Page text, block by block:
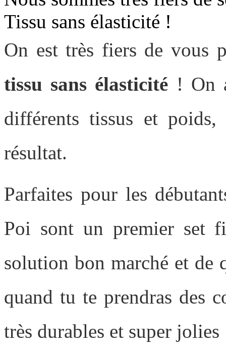
Tissu sans élasticité !
On est très fiers de vous
tissu sans élasticité ! On
différents tissus et
résultat.
Parfaites pour les
Poi sont un premier set
solution bon marché et de
quand tu te prendras des
très durables et super jolies